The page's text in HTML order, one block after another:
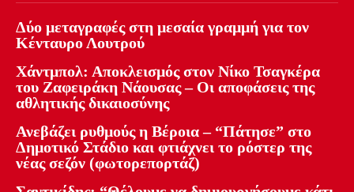
Δύο μεταγραφές στη μεσαία γραμμή για τον
Κένταυρο Λουτρού
Χάντμπολ: Αποκλεισμός στον Νίκο Τσαγκέρα
του Ζαφειράκη Νάουσας – Οι αποφάσεις της
αθλητικής δικαιοσύνης
Ανεβάζει ρυθμούς η Βέροια – “Πάτησε” στο
Δημοτικό Στάδιο και φτιάχνει το ρόστερ της
νέας σεζόν (φωτορεπορτάζ)